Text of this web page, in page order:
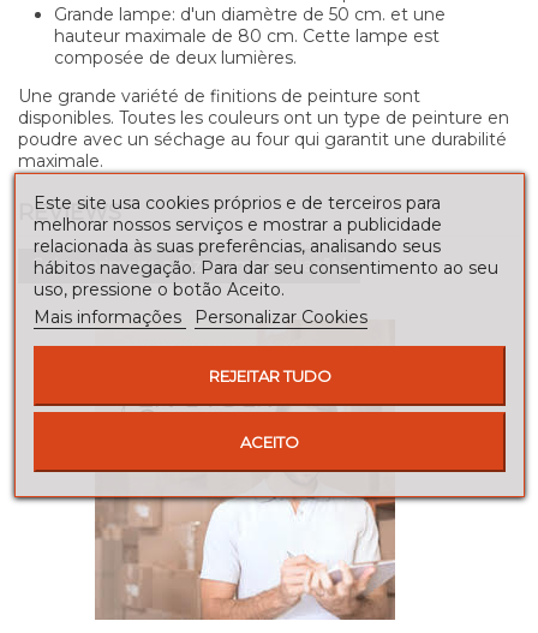
Grande lampe: d'un diamètre de 50 cm. et une
hauteur maximale de 80 cm. Cette lampe est
composée de deux lumières.
Une grande variété de finitions de peinture sont
disponibles. Toutes les couleurs ont un type de peinture en
poudre avec un séchage au four qui garantit une durabilité
maximale.
REVIEWS
Seja o primeiro a fazer uma avaliação!
Este site usa cookies próprios e de terceiros para
melhorar nossos serviços e mostrar a publicidade
relacionada às suas preferências, analisando seus
hábitos navegação. Para dar seu consentimento ao seu
uso, pressione o botão Aceito.
Mais informações
Personalizar Cookies
REJEITAR TUDO
ACEITO